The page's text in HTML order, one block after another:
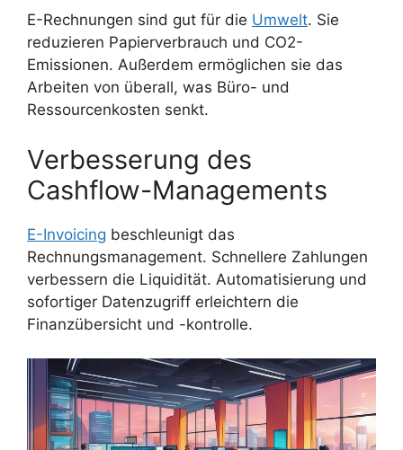
E-Rechnungen sind gut für die Umwelt. Sie
reduzieren Papierverbrauch und CO2-
Emissionen. Außerdem ermöglichen sie das
Arbeiten von überall, was Büro- und
Ressourcenkosten senkt.
Verbesserung des
Cashflow-Managements
E-Invoicing beschleunigt das
Rechnungsmanagement. Schnellere Zahlungen
verbessern die Liquidität. Automatisierung und
sofortiger Datenzugriff erleichtern die
Finanzübersicht und -kontrolle.